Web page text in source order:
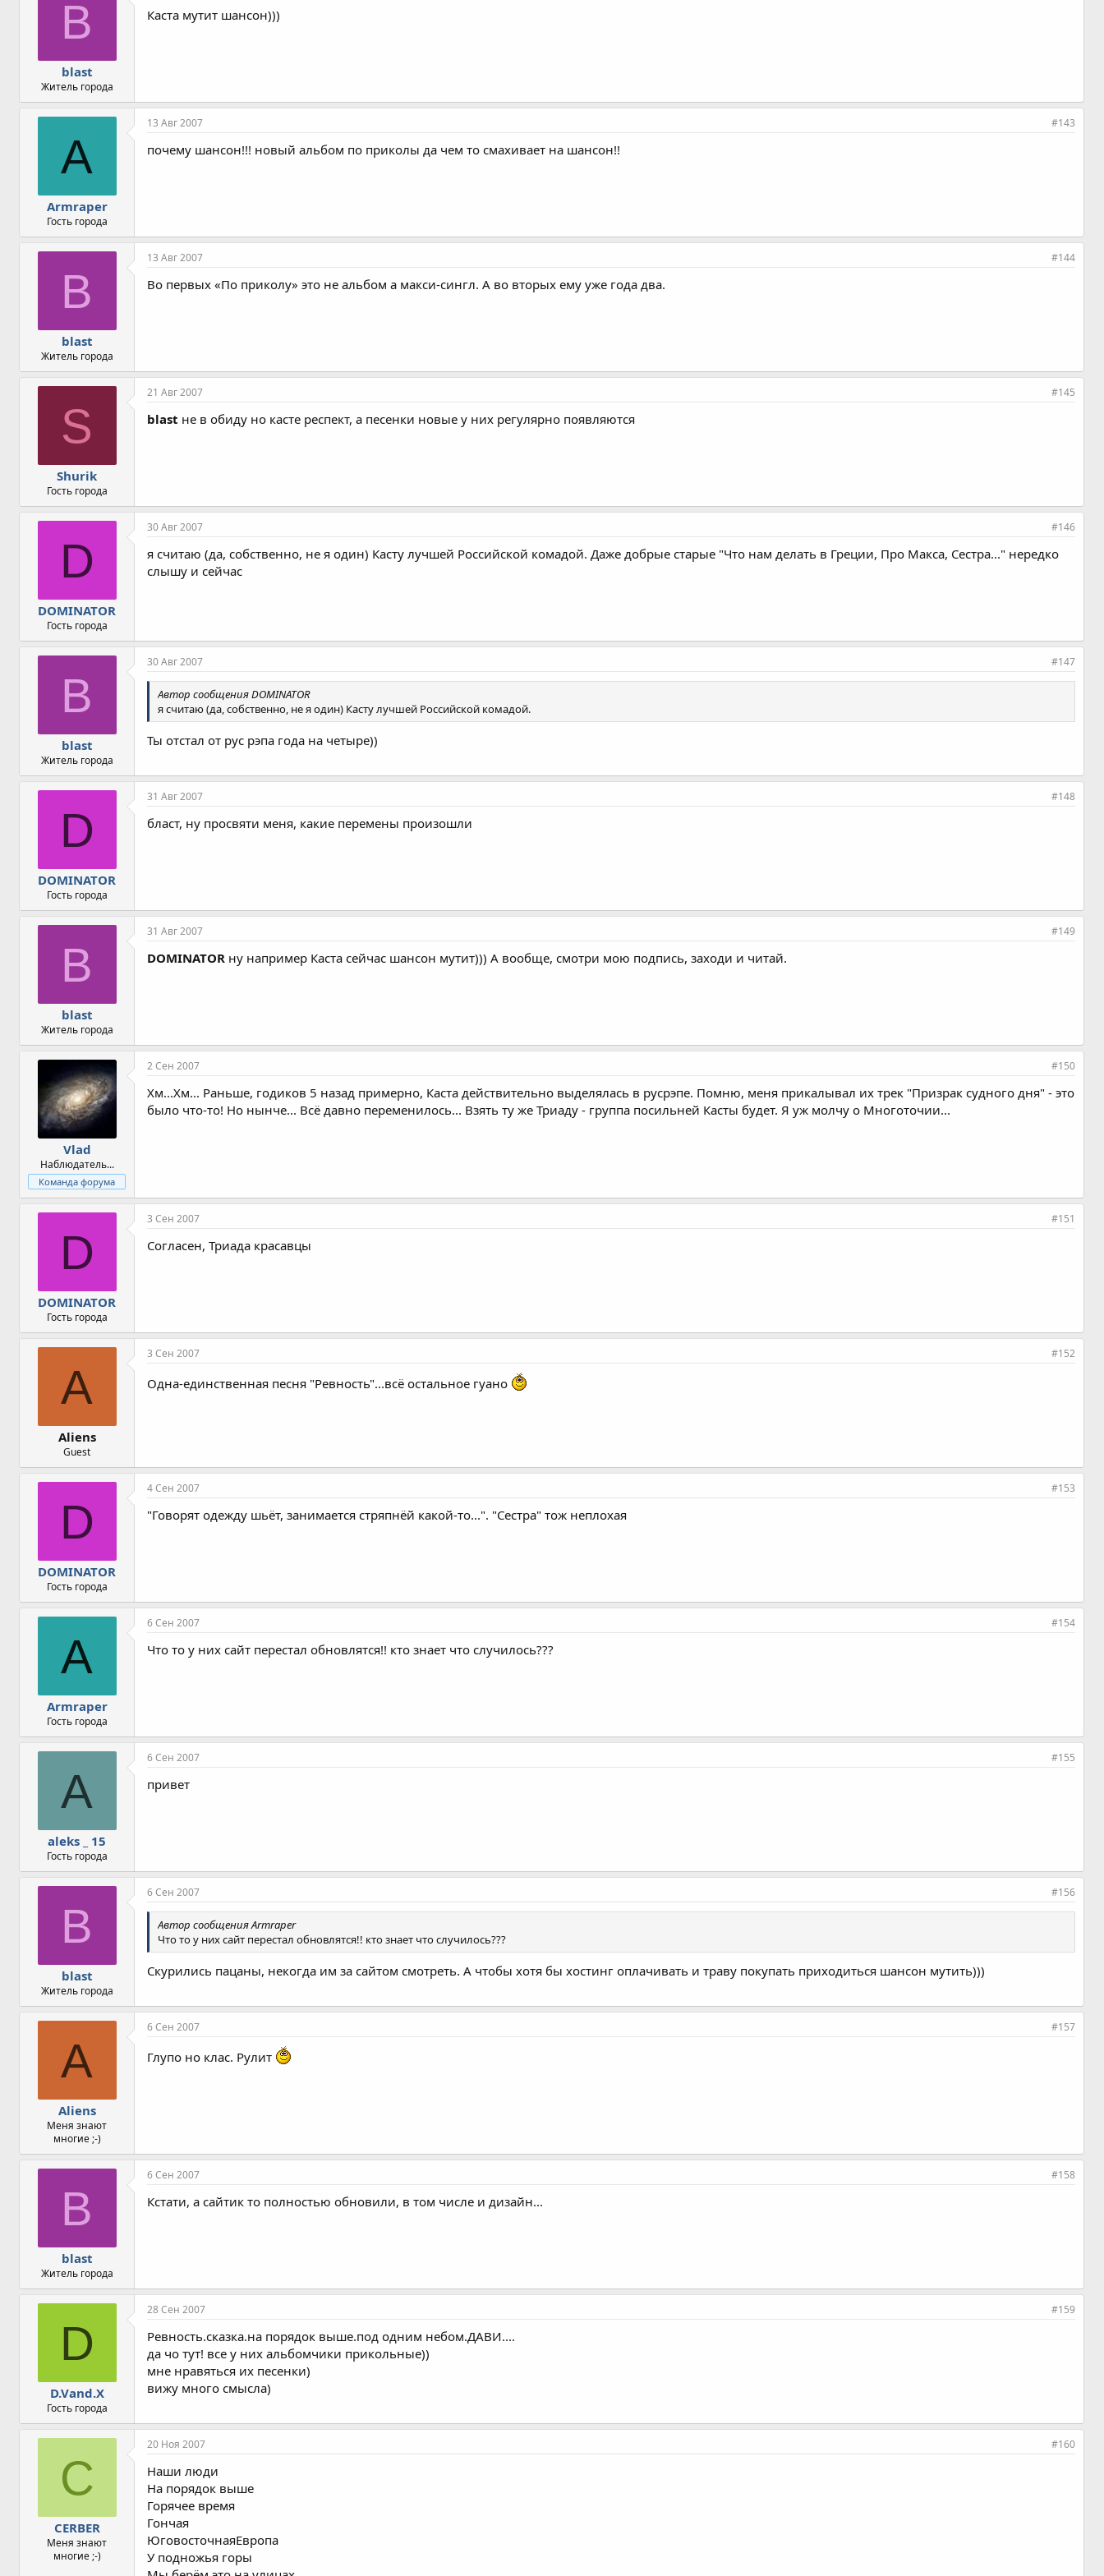
B
blast
Житель города
Каста мутит шансон)))
A
Armraper
Гость города
13 Авг 2007 #143
почему шансон!!! новый альбом по приколы да чем то смахивает на шансон!!
B
blast
Житель города
13 Авг 2007 #144
Во первых «По приколу» это не альбом а макси-сингл. А во вторых ему уже года два.
S
Shurik
Гость города
21 Авг 2007 #145
blast не в обиду но касте респект, а песенки новые у них регулярно появляются
D
DOMINATOR
Гость города
30 Авг 2007 #146
я считаю (да, собственно, не я один) Касту лучшей Российской комадой. Даже добрые старые "Что нам делать в Греции, Про Макса, Сестра..." нередко
слышу и сейчас
B
blast
Житель города
30 Авг 2007 #147
Автор сообщения DOMINATOR
я считаю (да, собственно, не я один) Касту лучшей Российской комадой.
Ты отстал от рус рэпа года на четыре))
D
DOMINATOR
Гость города
31 Авг 2007 #148
бласт, ну просвяти меня, какие перемены произошли
B
blast
Житель города
31 Авг 2007 #149
DOMINATOR ну например Каста сейчас шансон мутит))) А вообще, смотри мою подпись, заходи и читай.
Vlad
Наблюдатель...
Команда форума
2 Сен 2007 #150
Хм...Хм... Раньше, годиков 5 назад примерно, Каста действительно выделялась в русрэпе. Помню, меня прикалывал их трек "Призрак судного дня" - это
было что-то! Но нынче... Всё давно переменилось... Взять ту же Триаду - группа посильней Касты будет. Я уж молчу о Многоточии...
D
DOMINATOR
Гость города
3 Сен 2007 #151
Согласен, Триада красавцы
A
Aliens
Guest
3 Сен 2007 #152
Одна-единственная песня "Ревность"...всё остальное гуано
D
DOMINATOR
Гость города
4 Сен 2007 #153
"Говорят одежду шьёт, занимается стряпнёй какой-то...". "Сестра" тож неплохая
A
Armraper
Гость города
6 Сен 2007 #154
Что то у них сайт перестал обновлятся!! кто знает что случилось???
A
aleks _ 15
Гость города
6 Сен 2007 #155
привет
B
blast
Житель города
6 Сен 2007 #156
Автор сообщения Armraper
Что то у них сайт перестал обновлятся!! кто знает что случилось???
Скурились пацаны, некогда им за сайтом смотреть. А чтобы хотя бы хостинг оплачивать и траву покупать приходиться шансон мутить)))
A
Aliens
Меня знают
многие ;-)
6 Сен 2007 #157
Глупо но клас. Рулит
B
blast
Житель города
6 Сен 2007 #158
Кстати, а сайтик то полностью обновили, в том числе и дизайн...
D
D.Vand.X
Гость города
28 Сен 2007 #159
Ревность.сказка.на порядок выше.под одним небом.ДАВИ....
да чо тут! все у них альбомчики прикольные))
мне нравяться их песенки)
вижу много смысла)
C
CERBER
Меня знают
многие ;-)
20 Ноя 2007 #160
Наши люди
На порядок выше
Горячее время
Гончая
ЮговосточнаяЕвропа
У подножья горы